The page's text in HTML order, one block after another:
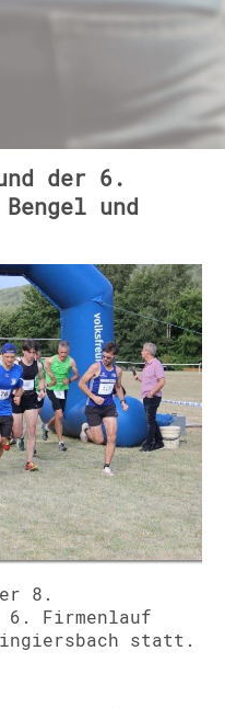
der 6.
und
8.
6. Firmenlauf
statt.